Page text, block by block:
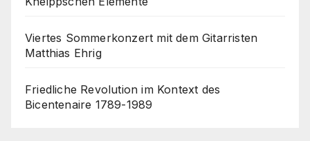
Viertes Sommerkonzert mit dem Gitarristen
Matthias Ehrig
Friedliche Revolution im Kontext des
Bicentenaire 1789-1989